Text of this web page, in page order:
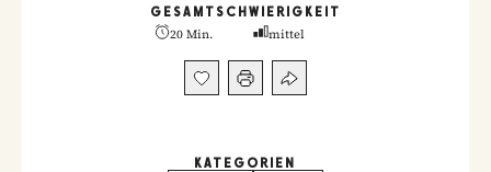
GESAMT
20 Min.
SCHWIERIGKEIT
mittel
KATEGORIEN